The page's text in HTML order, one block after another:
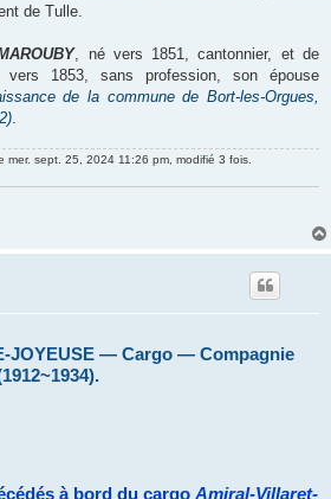
de Tulle.
, né vers 1851, cantonnier, et de
vers 1853, sans profession, son épouse
de la commune de Bort-les-Orgues,
mer. sept. 25, 2024 11:26 pm, modifié 3 fois.
JOYEUSE ― Cargo ― Compagnie
à bord du cargo Amiral-Villaret-